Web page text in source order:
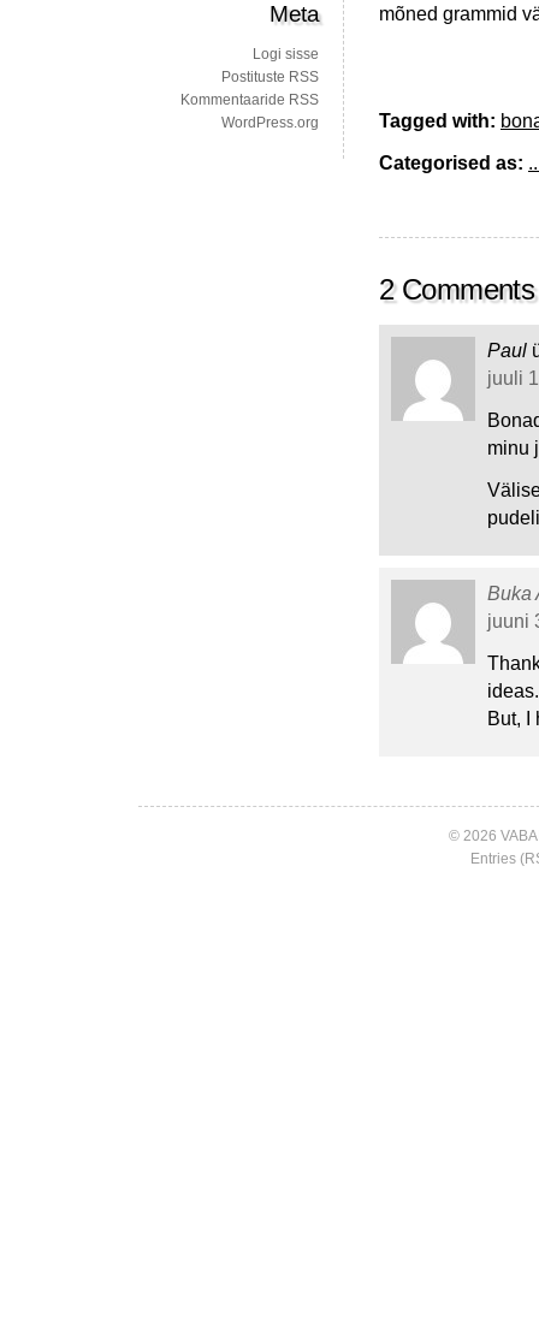
mõned grammid
Tagged with:
Categorised as:
2 Comments
Paul
juuli
minu
Buka
juuni
But, I
Meta
Logi sisse
Postituste RSS
Kommentaaride RSS
WordPress.org
© 2026
Entries